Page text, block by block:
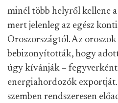
minél több helyről kellene
mert jelenleg az egész
Oroszországtól. Az
bebizonyították, hogy
úgy kívánják – fegyverként
energiahordozók
szemben rendszeresen